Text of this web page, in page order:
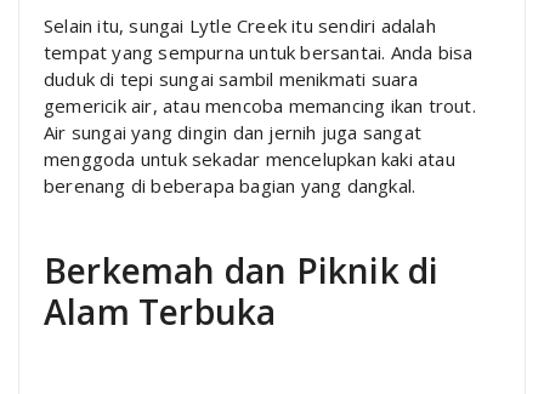
Selain itu, sungai Lytle Creek itu sendiri adalah
tempat yang sempurna untuk bersantai. Anda bisa
duduk di tepi sungai sambil menikmati suara
gemericik air, atau mencoba memancing ikan trout.
Air sungai yang dingin dan jernih juga sangat
menggoda untuk sekadar mencelupkan kaki atau
berenang di beberapa bagian yang dangkal.
Berkemah dan Piknik di
Alam Terbuka